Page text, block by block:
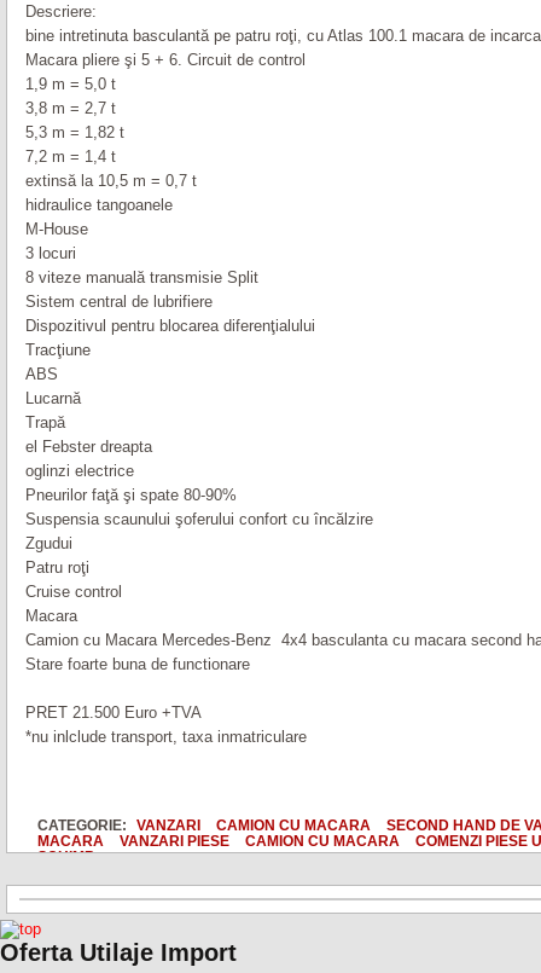
Descriere:
bine intretinuta basculantă pe patru roţi, cu Atlas 100.1 macara de
Macara pliere şi 5 + 6. Circuit de control
1,9 m = 5,0 t
3,8 m = 2,7 t
5,3 m = 1,82 t
7,2 m = 1,4 t
extinsă la 10,5 m = 0,7 t
hidraulice tangoanele
M-House
3 locuri
8 viteze manuală transmisie Split
Sistem central de lubrifiere
Dispozitivul pentru blocarea diferenţialului
Tracţiune
ABS
Lucarnă
Trapă
el Febster dreapta
oglinzi electrice
Pneurilor faţă şi spate 80-90%
Suspensia scaunului şoferului confort cu încălzire
Zgudui
Patru roţi
Cruise control
Macara
Camion cu Macara Mercedes-Benz 4x4 basculanta cu macara second
Stare foarte buna de functionare
PRET 21.500 Euro +TVA
*nu inlclude transport, taxa inmatriculare
CATEGORIE: VANZARI CAMION CU MACARA
SECOND HAND DE
MACARA
VANZARI PIESE CAMION CU MACARA
COMENZI PIESE
SCHIMB
Oferta Utilaje Import